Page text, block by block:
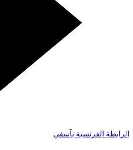
الرابطة الفرنسية بآسفي